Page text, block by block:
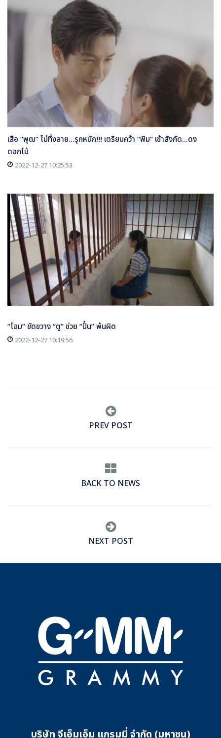
เสือ “พุฒ” ไม่ทิ้งลาย...รุกหนัก!!! เตรียมคว้า “พิม” เข้าสังกัด...ดง
ดอกไม้
2022-12-27 10:25:53
“โอม” ขัดขวาง “ตู” ช่วย “ปั๋น” พ้นผิด
2022-12-27 10:19:56
PREV POST
BACK TO NEWS
NEXT POST
บริษัท จีเอ็มเอ็ม แกรมมี่ จำกัด (มหาชน)